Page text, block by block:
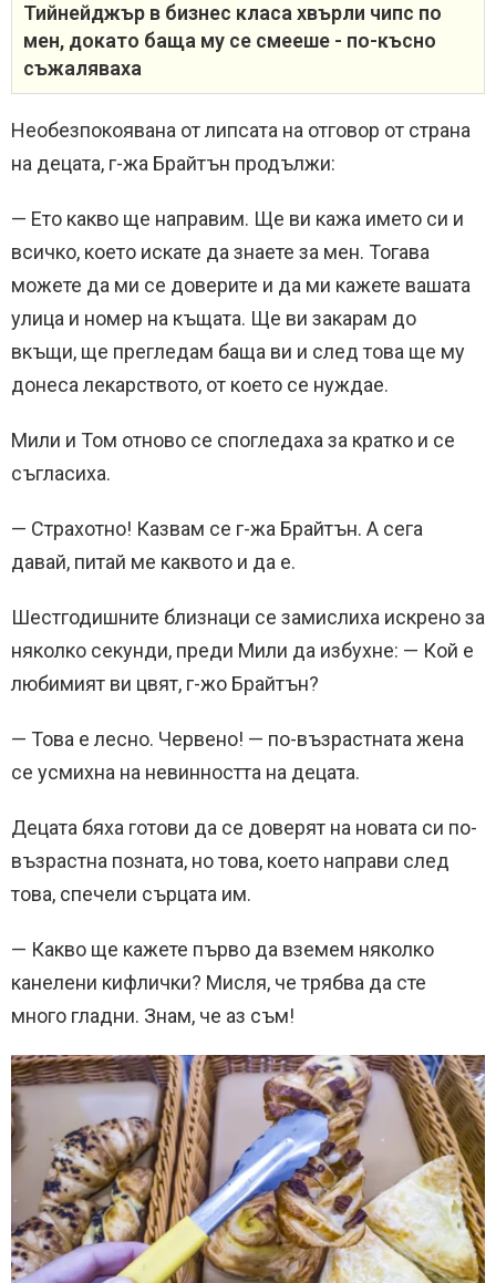
Тийнейджър в бизнес класа хвърли чипс по
мен, докато баща му се смееше - по-късно
съжаляваха
Необезпокоявана от липсата на отговор от страна
на децата, г-жа Брайтън продължи:
— Ето какво ще направим. Ще ви кажа името си и
всичко, което искате да знаете за мен. Тогава
можете да ми се доверите и да ми кажете вашата
улица и номер на къщата. Ще ви закарам до
вкъщи, ще прегледам баща ви и след това ще му
донеса лекарството, от което се нуждае.
Мили и Том отново се спогледаха за кратко и се
съгласиха.
— Страхотно! Казвам се г-жа Брайтън. А сега
давай, питай ме каквото и да е.
Шестгодишните близнаци се замислиха искрено за
няколко секунди, преди Мили да избухне: — Кой е
любимият ви цвят, г-жо Брайтън?
— Това е лесно. Червено! — по-възрастната жена
се усмихна на невинността на децата.
Децата бяха готови да се доверят на новата си по-
възрастна позната, но това, което направи след
това, спечели сърцата им.
— Какво ще кажете първо да вземем няколко
канелени кифлички? Мисля, че трябва да сте
много гладни. Знам, че аз съм!